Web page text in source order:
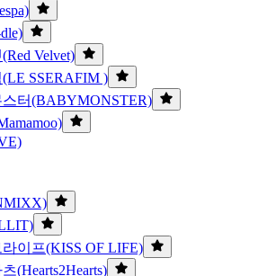
Velvet)
SSERAFIM )
터(BABYMONSTER)
이프(KISS OF LIFE)
(Hearts2Hearts)